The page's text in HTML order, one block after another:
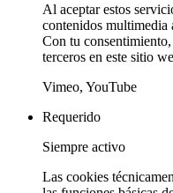
Al aceptar estos
contenidos multimedia
Con tu
terceros en este sitio
Vimeo, YouTube
Requerido
Siempre activo
Las cookies